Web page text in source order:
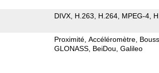
DIVX H.263 H.264 MPEG-4
Proximité Accéléromètre
GLONASS BeiDou Galileo